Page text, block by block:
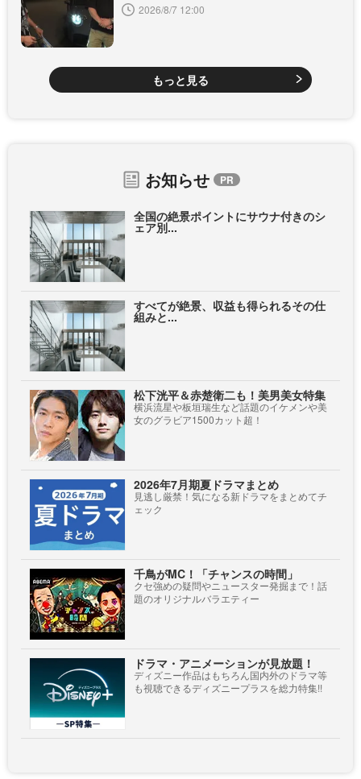
2026/8/7 12:00
もっと見る
お知らせ
全国の絶景ポイントにサウナ付きのシ
ェア別...
すべてが絶景、収益も得られるその仕
組みと...
松下洸平＆赤楚衛二も！美男美女特集
横浜流星や板垣瑞生など話題のイケメンや美
女のグラビア1500カット超！
2026年7月期夏ドラマまとめ
見逃し厳禁！気になる新ドラマをまとめてチ
ェック
千鳥がMC！「チャンスの時間」
クセ強めの疑問やニュースター発掘まで！話
題のオリジナルバラエティー
ドラマ・アニメーションが見放題！
ディズニー作品はもちろん国内外のドラマ等
も視聴できるディズニープラスを総力特集!!